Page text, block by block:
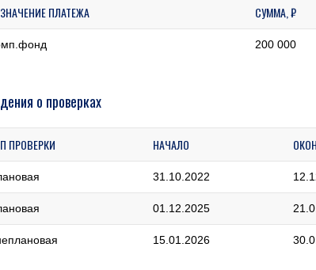
ПЛАТЕЖА СУММА, ₽
200 000
о проверках
ПРОВЕРКИ НАЧАЛО
31.10.2022
01.12.2025
15.01.2026